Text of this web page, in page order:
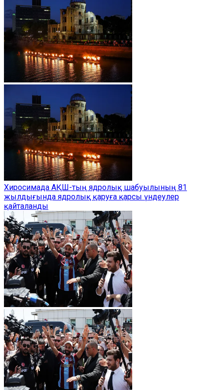
Хиросимада АҚШ-тың ядролық шабуылының 81
жылдығында ядролық қаруға қарсы үндеулер
қайталанды